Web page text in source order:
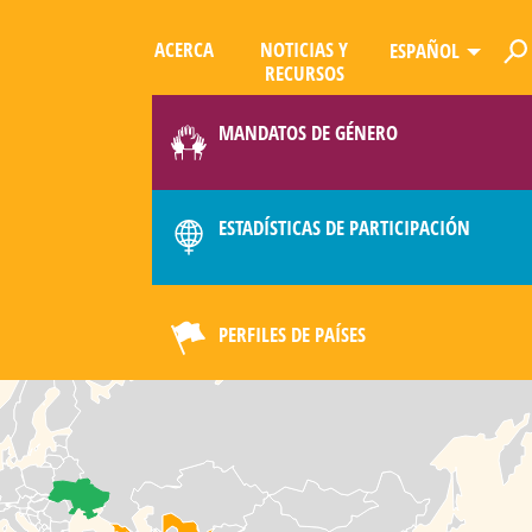
ACERCA
NOTICIAS Y
RECURSOS
ESPAÑOL
MANDATOS DE GÉNERO
ESTADÍSTICAS DE PARTICIPACIÓN
PERFILES DE PAÍSES